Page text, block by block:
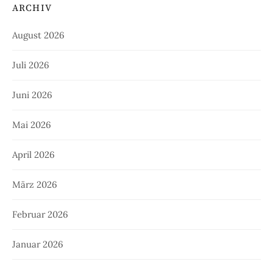
ARCHIV
August 2026
Juli 2026
Juni 2026
Mai 2026
April 2026
März 2026
Februar 2026
Januar 2026